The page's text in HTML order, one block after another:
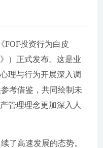
FOF投资行为白皮
）正式发布。这是业
理与行为开展深入调
考借鉴，共同绘制未
管理理念更加深入人
了高速发展的态势。